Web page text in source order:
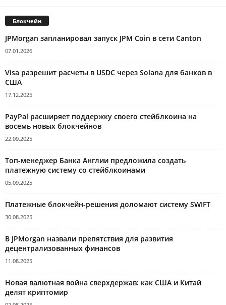
Блокчейн
JPMorgan запланировал запуск JPM Coin в сети Canton
07.01.2026
Visa разрешит расчеты в USDC через Solana для банков в
США
17.12.2025
PayPal расширяет поддержку своего стейблкоина на
восемь новых блокчейнов
22.09.2025
Топ-менеджер Банка Англии предложила создать
платежную систему со стейблкоинами
05.09.2025
Платежные блокчейн-решения доломают систему SWIFT
30.08.2025
В JPMorgan назвали препятствия для развития
децентрализованных финансов
11.08.2025
Новая валютная война сверхдержав: как США и Китай
делят криптомир